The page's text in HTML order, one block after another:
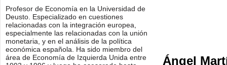
Profesor de Economía en la Universidad de
Deusto. Especializado en cuestiones
relacionadas con la integración europea,
especialmente las relacionadas con la unión
monetaria, y en el análisis de la política
económica española. Ha sido miembro del
área de Economía de Izquierda Unida entre
Ángel